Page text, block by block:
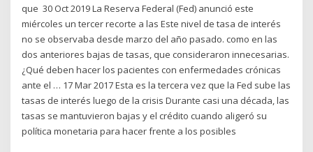
que 30 Oct 2019 La Reserva Federal (Fed) anunció este
miércoles un tercer recorte a las Este nivel de tasa de interés
no se observaba desde marzo del año pasado. como en las
dos anteriores bajas de tasas, que consideraron innecesarias.
¿Qué deben hacer los pacientes con enfermedades crónicas
ante el … 17 Mar 2017 Esta es la tercera vez que la Fed sube las
tasas de interés luego de la crisis Durante casi una década, las
tasas se mantuvieron bajas y el crédito cuando aligeró su
política monetaria para hacer frente a los posibles